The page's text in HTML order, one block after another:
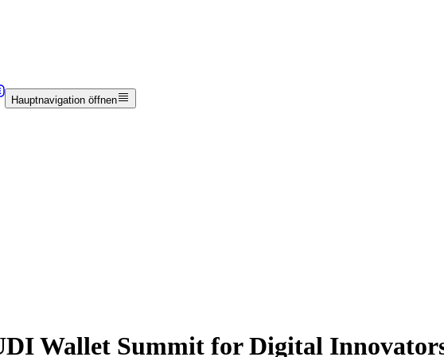
Hauptnavigation öffnen
Wallet Summit for Digital